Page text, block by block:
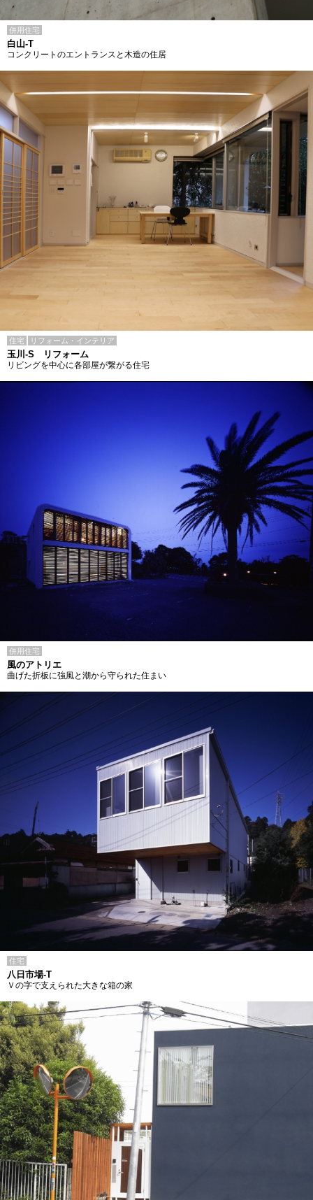
併用住宅
白山-T
コンクリートのエントランスと木造の住居
住宅 リフォーム・インテリア
玉川-S リフォーム
リビングを中心に各部屋が繋がる住宅
併用住宅
風のアトリエ
曲げた折板に強風と潮から守られた住まい
住宅
八日市場-T
Ｖの字で支えられた大きな箱の家